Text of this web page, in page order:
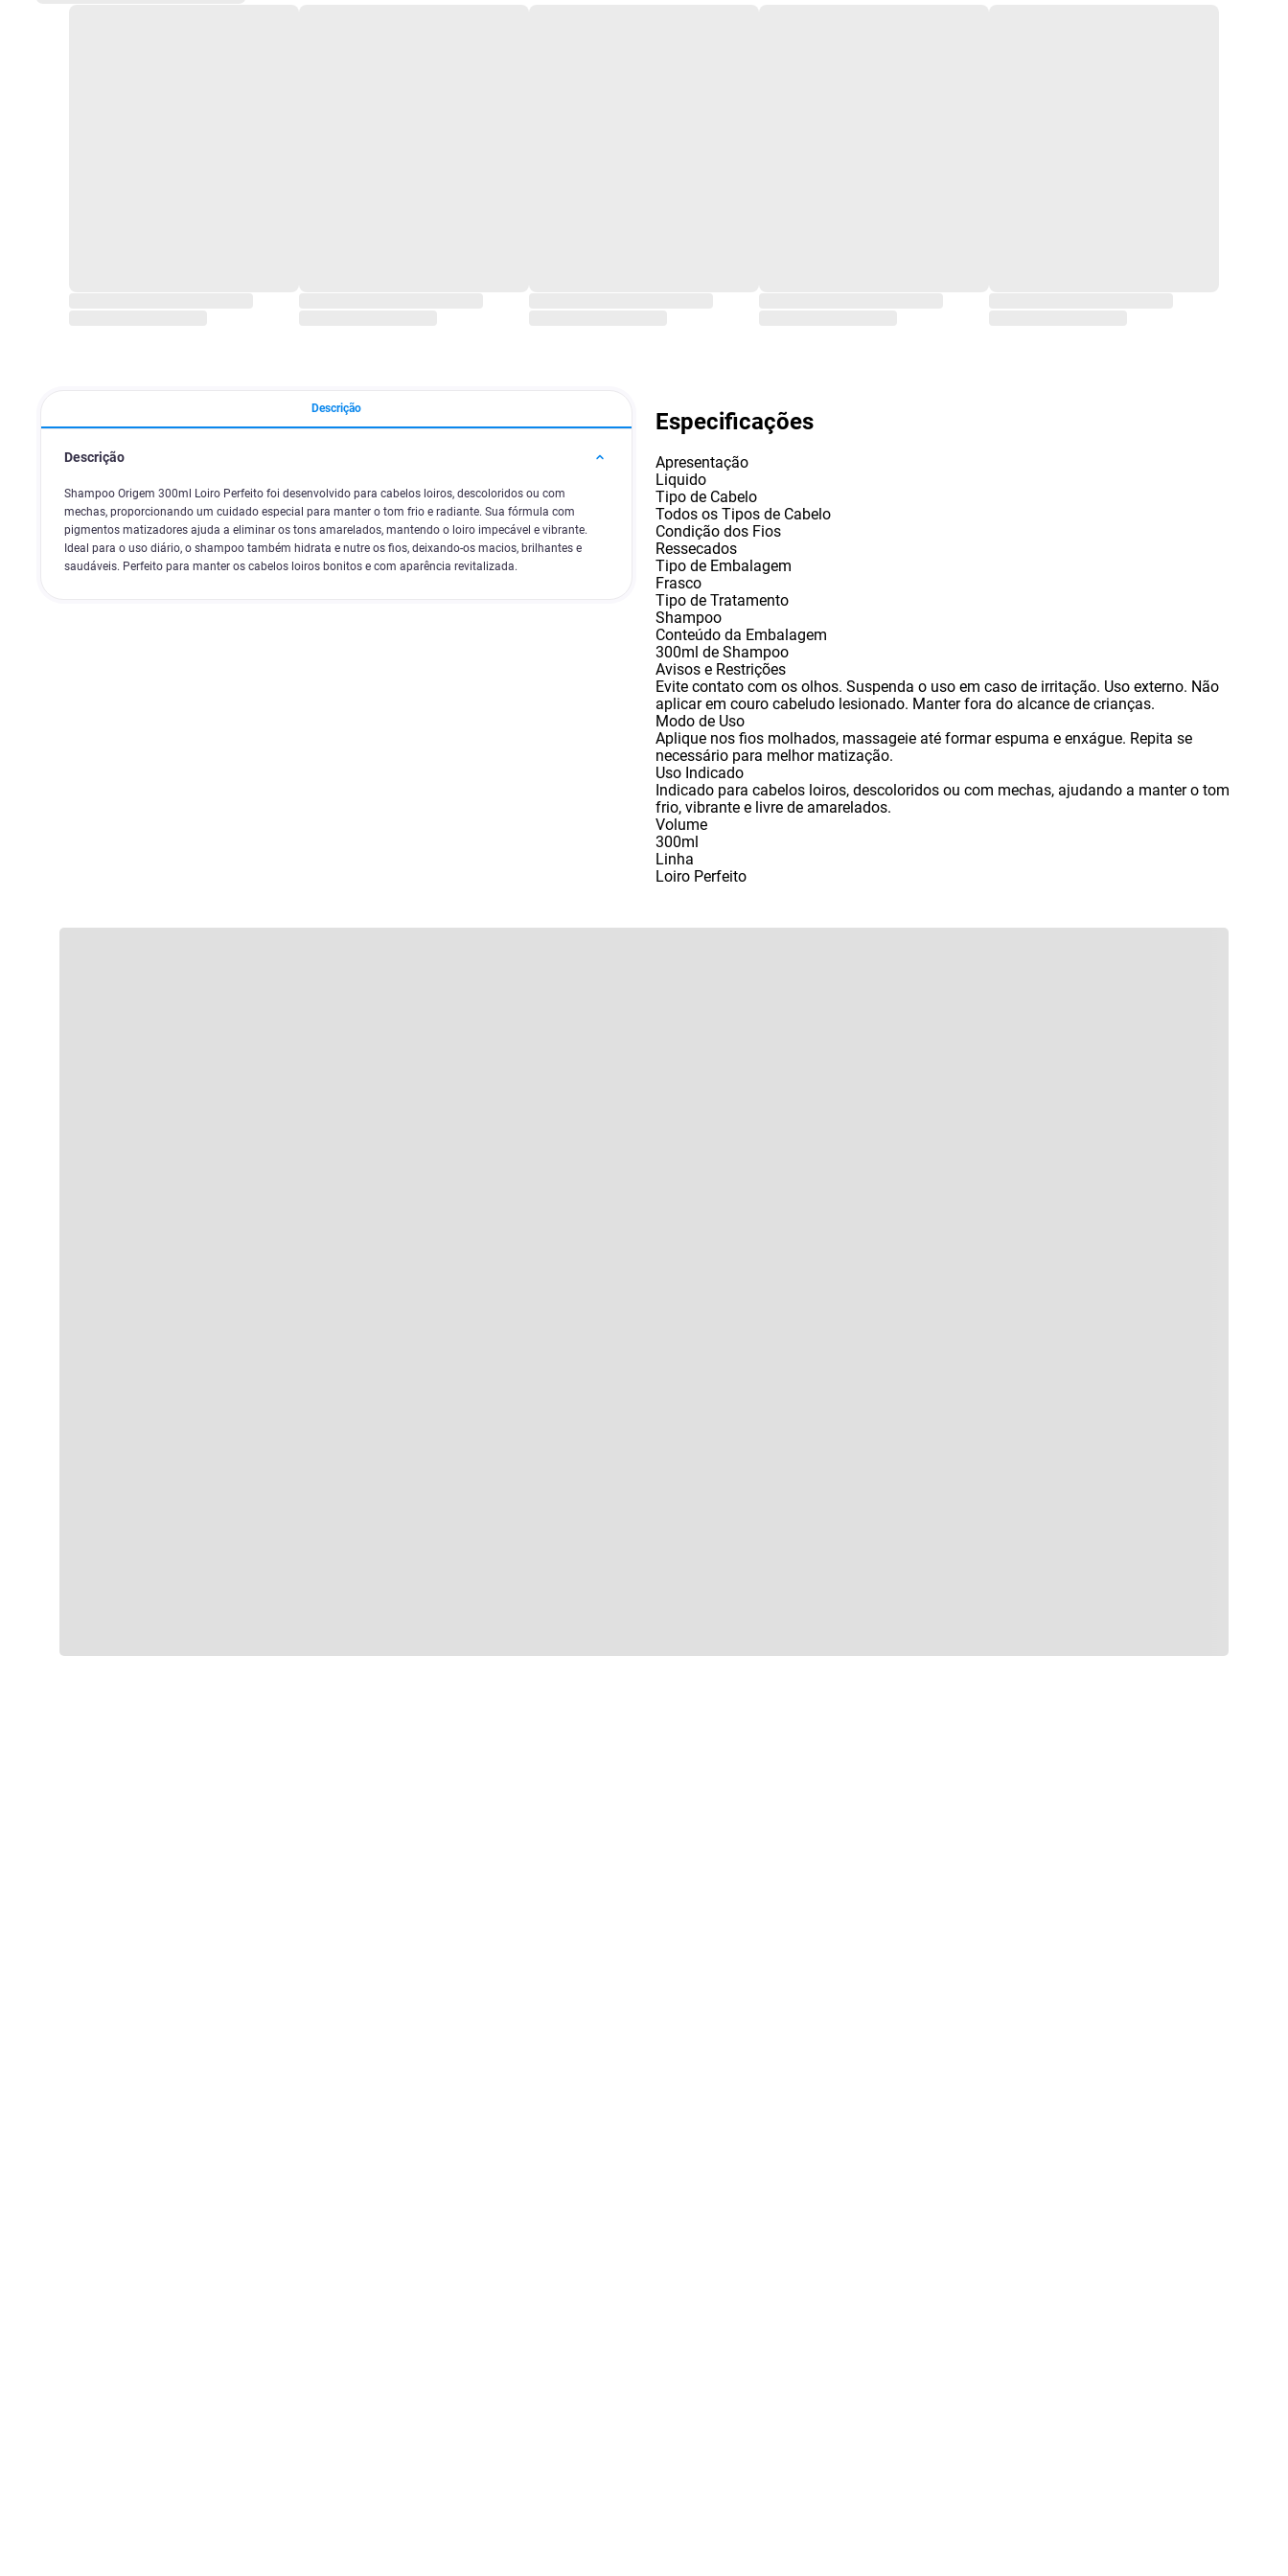
Descrição
Descrição
Shampoo Origem 300ml Loiro Perfeito foi desenvolvido para cabelos loiros, descoloridos ou com
mechas, proporcionando um cuidado especial para manter o tom frio e radiante. Sua fórmula com
pigmentos matizadores ajuda a eliminar os tons amarelados, mantendo o loiro impecável e vibrante.
Ideal para o uso diário, o shampoo também hidrata e nutre os fios, deixando-os macios, brilhantes e
saudáveis. Perfeito para manter os cabelos loiros bonitos e com aparência revitalizada.
Especificações
Apresentação
Liquido
Tipo de Cabelo
Todos os Tipos de Cabelo
Condição dos Fios
Ressecados
Tipo de Embalagem
Frasco
Tipo de Tratamento
Shampoo
Conteúdo da Embalagem
300ml de Shampoo
Avisos e Restrições
Evite contato com os olhos. Suspenda o uso em caso de irritação. Uso externo. Não
aplicar em couro cabeludo lesionado. Manter fora do alcance de crianças.
Modo de Uso
Aplique nos fios molhados, massageie até formar espuma e enxágue. Repita se
necessário para melhor matização.
Uso Indicado
Indicado para cabelos loiros, descoloridos ou com mechas, ajudando a manter o tom
frio, vibrante e livre de amarelados.
Volume
300ml
Linha
Loiro Perfeito